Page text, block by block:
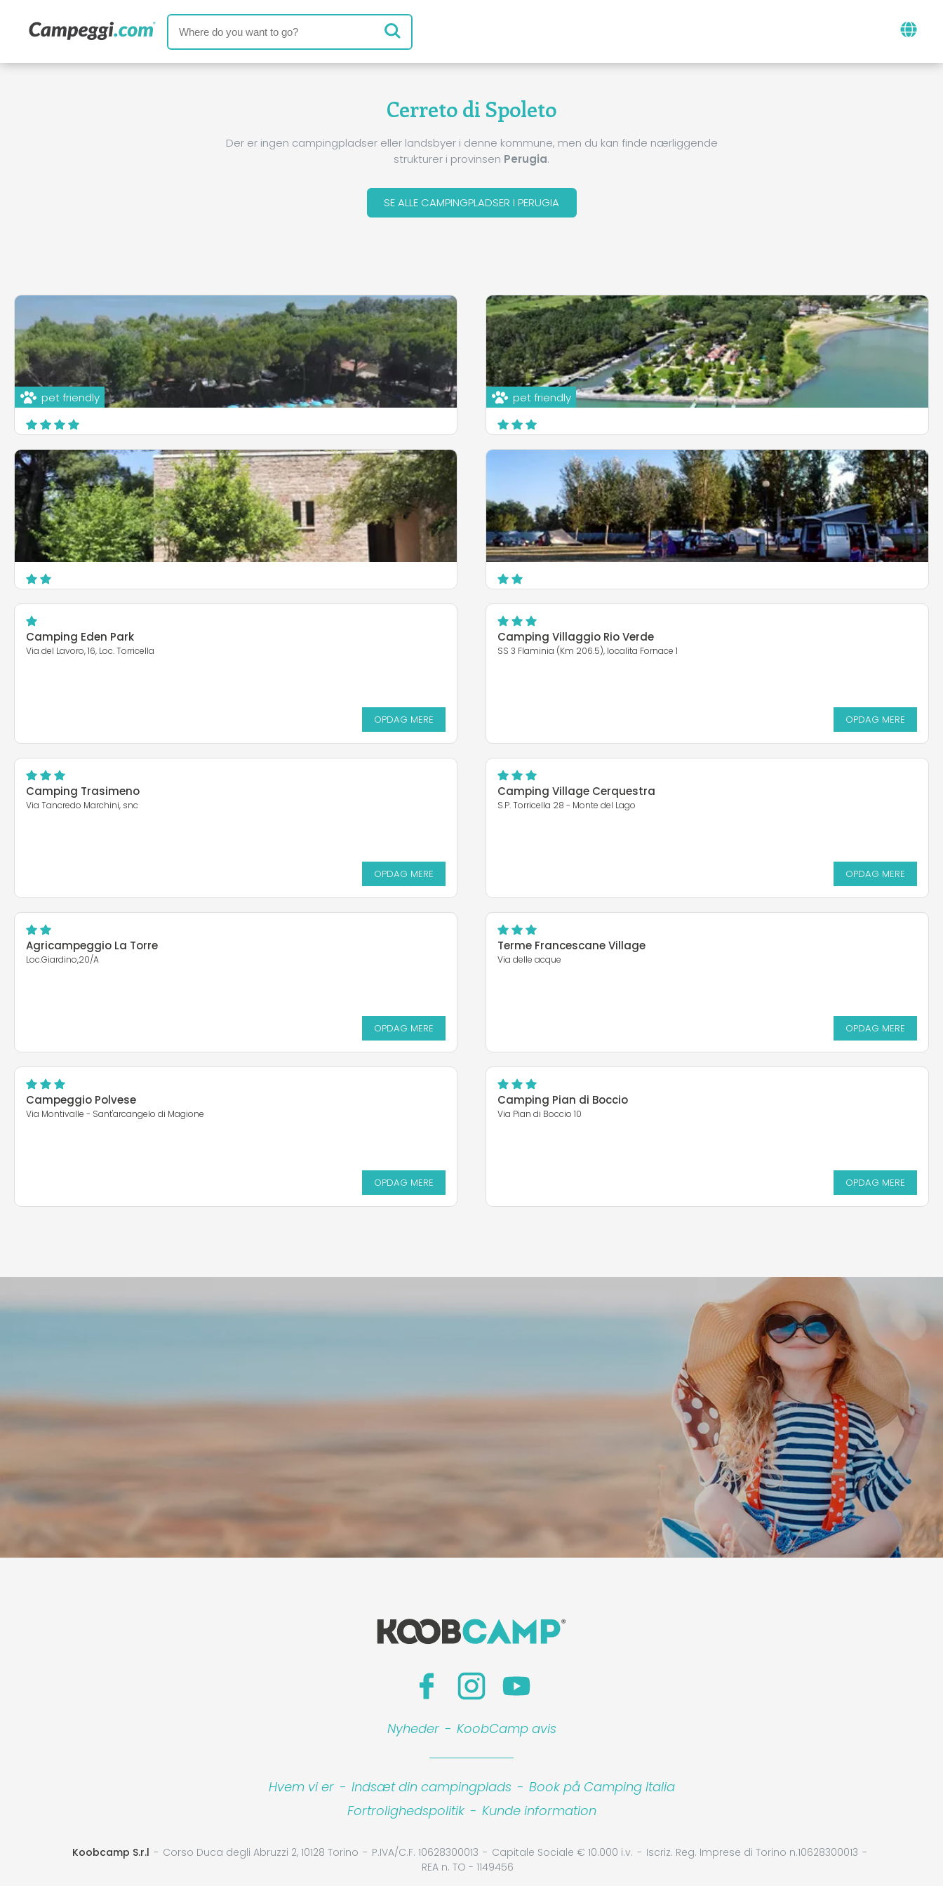
Cerreto di Spoleto
Der er ingen campingpladser eller landsbyer i denne kommune, men du kan finde nærliggende
strukturer i provinsen Perugia.
SE ALLE CAMPINGPLADSER I PERUGIA
pet friendly
Via Pratovecchio 1, Loc. Badiaccia
Castiglione del Lago
OPDAG MERE
pet friendly
Tuoro sul Trasimeno
OPDAG MERE
Assisi
Castiglione del Lago
Camping Eden Park
Via del Lavoro, 16, Loc. Torricella
OPDAG MERE
Camping Villaggio Rio Verde
SS 3 Flaminia (Km 206.5), localita Fornace 1
OPDAG MERE
Camping Trasimeno
Via Tancredo Marchini, snc
OPDAG MERE
Camping Village Cerquestra
S.P. Torricella 28 - Monte del Lago
OPDAG MERE
Agricampeggio La Torre
Loc.Giardino,20/A
OPDAG MERE
Terme Francescane Village
Via delle acque
OPDAG MERE
Campeggio Polvese
Via Montivalle - Sant'arcangelo di Magione
OPDAG MERE
Camping Pian di Boccio
Via Pian di Boccio 10
OPDAG MERE
Nyheder - KoobCamp avis
Hvem vi er - Indsæt din campingplads - Book på Camping Italia
Fortrolighedspolitik - Kunde information
Koobcamp S.r.l Corso Duca degli Abruzzi 2, 10128 Torino P.IVA/C.F. 10628300013 Capitale Sociale € 10.000 i.v.
Iscriz. Reg. Imprese di Torino n.10628300013
REA n. TO - 1149456